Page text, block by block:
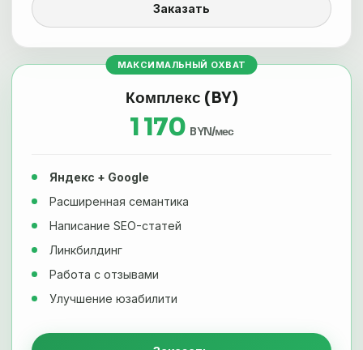
Заказать
МАКСИМАЛЬНЫЙ ОХВАТ
Комплекс (BY)
1 170 BYN/мес
Яндекс + Google
Расширенная семантика
Написание SEO-статей
Линкбилдинг
Работа с отзывами
Улучшение юзабилити